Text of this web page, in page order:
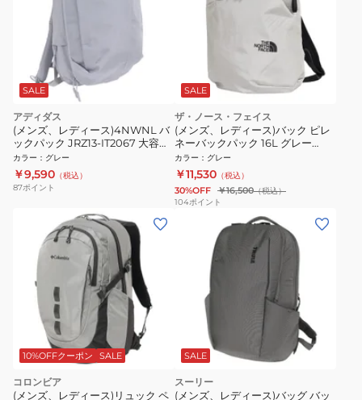
SALE
アディダス
(メンズ、レディース)4NWNL バ
ックパック JRZ13-IT2067 大容量
グレー
カラー ： グレー
￥9,590 （税込）
87ポイント
SALE
ザ・ノース・フェイス
(メンズ、レディース)バック ピレ
ネーバックパック 16L グレー
NM82506 SO 軽量 通勤 通学 シン
プル 普段使い
カラー ： グレー
￥11,530 （税込）
30%OFF ￥16,500（税込）
104ポイント
10%OFFクーポン SALE
コロンビア
(メンズ、レディース)リュック ペ
SALE
スーリー
(メンズ、レディース)バッグ バッ